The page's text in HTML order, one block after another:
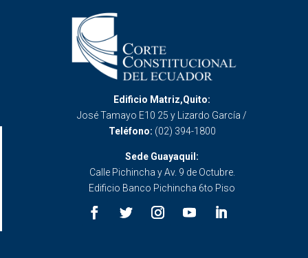
Edificio Matriz,Quito:
José Tamayo E10 25 y Lizardo García /
Teléfono: (02) 394-1800
Sede Guayaquil:
Calle Pichincha y Av. 9 de Octubre.
Edificio Banco Pichincha 6to Piso